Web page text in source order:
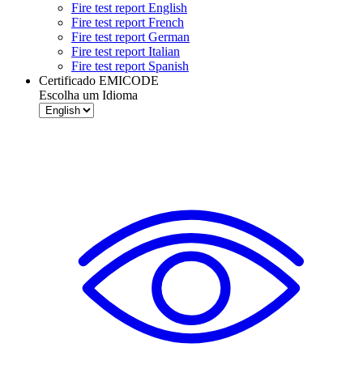
Fire test report English
Fire test report French
Fire test report German
Fire test report Italian
Fire test report Spanish
Certificado EMICODE
Escolha um Idioma